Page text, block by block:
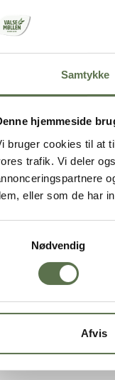
Samtykke
hjemmeside
bruger cookies til at
trafik. Vi deler
eller som de har
Nødvendig
Afvis
12,5 kg
Flager
Karton
360